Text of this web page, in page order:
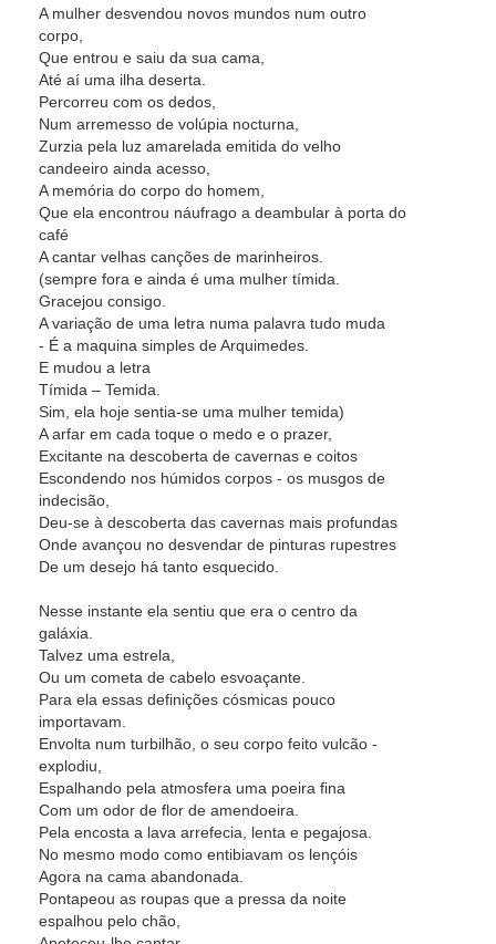
A mulher desvendou novos mundos num outro
corpo,
Que entrou e saiu da sua cama,
Até aí uma ilha deserta.
Percorreu com os dedos,
Num arremesso de volúpia nocturna,
Zurzia pela luz amarelada emitida do velho
candeeiro ainda acesso,
A memória do corpo do homem,
Que ela encontrou náufrago a deambular à porta do
café
A cantar velhas canções de marinheiros.
(sempre fora e ainda é uma mulher tímida.
Gracejou consigo.
A variação de uma letra numa palavra tudo muda
- É a maquina simples de Arquimedes.
E mudou a letra
Tímida – Temida.
Sim, ela hoje sentia-se uma mulher temida)
A arfar em cada toque o medo e o prazer,
Excitante na descoberta de cavernas e coitos
Escondendo nos húmidos corpos - os musgos de
indecisão,
Deu-se à descoberta das cavernas mais profundas
Onde avançou no desvendar de pinturas rupestres
De um desejo há tanto esquecido.
Nesse instante ela sentiu que era o centro da
galáxia.
Talvez uma estrela,
Ou um cometa de cabelo esvoaçante.
Para ela essas definições cósmicas pouco
importavam.
Envolta num turbilhão, o seu corpo feito vulcão -
explodiu,
Espalhando pela atmosfera uma poeira fina
Com um odor de flor de amendoeira.
Pela encosta a lava arrefecia, lenta e pegajosa.
No mesmo modo como entibiavam os lençóis
Agora na cama abandonada.
Pontapeou as roupas que a pressa da noite
espalhou pelo chão,